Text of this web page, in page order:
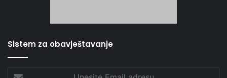
Sistem za obavještavanje